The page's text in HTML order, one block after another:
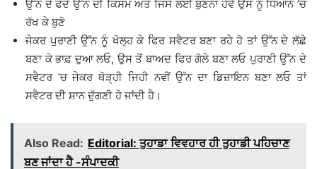
ਉੱਨ ਦੇ ਫੰਦੇ ਉੱਨ ਦੀ ਕਿਸਮ ਅਤੇ ਜਿਸ ਲਈ ਬੁਣਨਾ ਹੋਵੇ ਉਸ ਨੂੰ ਧਿਆਨ ’ਚ
ਰੱਖ ਕੇ ਬੁਣੋ
ਜੇਕਰ ਪੁਰਾਣੀ ਉੱਨ ਨੂੰ ਖੋਲ੍ਹ ਕੇ ਫਿਰ ਸਵੈਟਰ ਬਣਾ ਰਹੇ ਹੋ ਤਾਂ ਉੱਨ ਦੇ ਲੱਛੇ
ਬਣਾ ਕੇ ਭਾਫ਼ ਦੁਆ ਲਓ, ਉਸ ਤੋਂ ਬਾਅਦ ਫਿਰ ਗੋਲੇ ਬਣਾ ਲਓ ਪੁਰਾਣੀ ਉੱਨ ਦੇ
ਸਵੈਟਰ ’ਚ ਜੇਕਰ ਥੋੜ੍ਹੀ ਜਿਹੀ ਨਵੀਂ ਉੱਨ ਦਾ ਡਿਜ਼ਾਇਨ ਬਣਾ ਲਓ ਤਾਂ
ਸਵੈਟਰ ਦੀ ਸ਼ਾਨ ਦੁੱਗਣੀ ਹੋ ਜਾਂਦੀ ਹੈ।
Also Read: Editorial: ਤੁਹਾਡਾ ਵਿਵਹਾਰ ਹੀ ਤੁਹਾਡੀ ਪਹਿਚਾਣ
ਬਣ ਜਾਂਦਾ ਹੈ -ਸੰਪਾਦਕੀ